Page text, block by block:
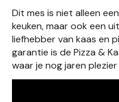
Dit mes is niet alleen
keuken, maar ook een
liefhebber van kaas en
garantie is de Pizza &
waar je nog jaren